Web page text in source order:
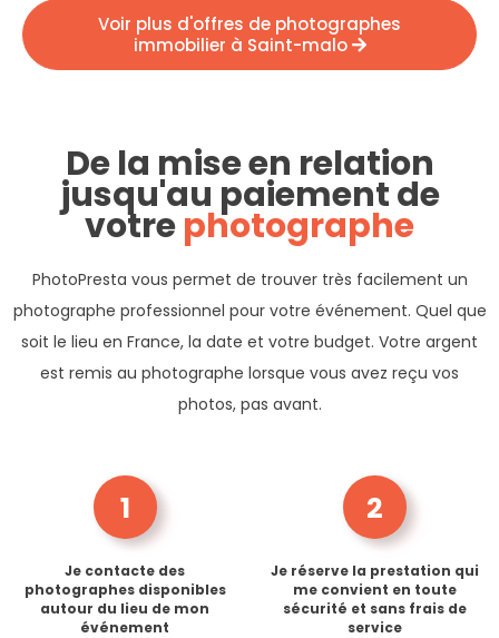
Voir plus d'offres de photographes
immobilier à Saint-malo
De la mise en relation
jusqu'au paiement de
votrephotographe
PhotoPresta vous permet de trouver très facilement un
photographe professionnel pour votre événement. Quel que
soit le lieu en France, la date et votre budget. Votre argent
est remis au photographe lorsque vous avez reçu vos
photos, pas avant.
1
Je contacte des
photographes disponibles
autour du lieu de mon
événement
2
Je réserve la prestation qui
me convient en toute
sécurité et sans frais de
service